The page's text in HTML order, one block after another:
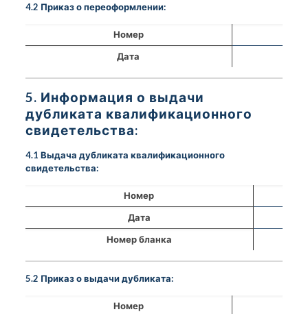
4.2 Приказ о переоформлении:
Номер
Дата
5. Информация о выдачи
дубликата квалификационного
свидетельства:
4.1 Выдача дубликата квалификационного
свидетельства:
Номер
Дата
Номер бланка
5.2 Приказ о выдачи дубликата:
Номер